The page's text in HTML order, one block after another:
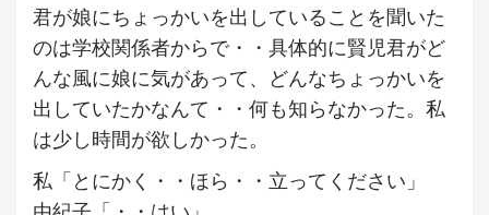
君が娘にちょっかいを出していることを聞いた
のは学校関係者からで・・具体的に賢児君がど
んな風に娘に気があって、どんなちょっかいを
出していたかなんて・・何も知らなかった。私
は少し時間が欲しかった。
私「とにかく・・ほら・・立ってください」
由紀子「・・はい」